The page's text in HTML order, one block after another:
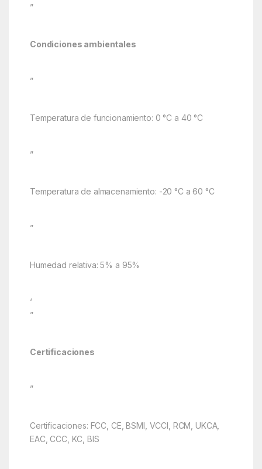
”
Condiciones ambientales
”
Temperatura de funcionamiento: 0 °C a 40 °C
”
Temperatura de almacenamiento: -20 °C a 60 °C
”
Humedad relativa: 5% a 95%
‘
”
Certificaciones
”
Certificaciones: FCC, CE, BSMI, VCCI, RCM, UKCA,
EAC, CCC, KC, BIS